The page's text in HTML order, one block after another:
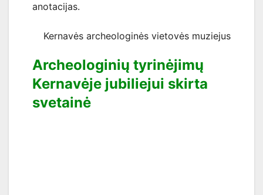
anotacijas.
Kernavės archeologinės vietovės muziejus
Archeologinių tyrinėjimų
Kernavėje jubiliejui skirta
svetainė